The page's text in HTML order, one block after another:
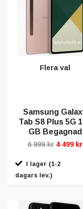
Flera val
Samsung
Tab S8 Plus 5G
GB Begagnad
6 999 kr 4 499 kr
I lager (1-2
dagars lev.)